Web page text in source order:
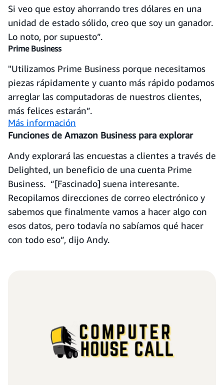
Si veo que estoy ahorrando tres dólares en una
unidad de estado sólido, creo que soy un ganador.
Lo noto, por supuesto”.
Prime Business
"Utilizamos Prime Business porque necesitamos
piezas rápidamente y cuanto más rápido podamos
arreglar las computadoras de nuestros clientes,
más felices estarán”.
Más información
Funciones de Amazon Business para explorar
Andy explorará las encuestas a clientes a través de
Delighted, un beneficio de una cuenta Prime
Business. “[Fascinado] suena interesante.
Recopilamos direcciones de correo electrónico y
sabemos que finalmente vamos a hacer algo con
esos datos, pero todavía no sabíamos qué hacer
con todo eso”, dijo Andy.